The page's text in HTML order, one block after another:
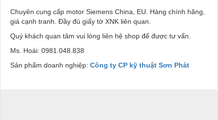
Chuyên cung cấp motor Siemens China, EU. Hàng chính hãng,
giá cạnh tranh. Đầy đủ giấy tờ XNK liên quan.
Quý khách quan tâm vui lòng liên hệ shop để được tư vấn.
Ms. Hoài: 0981.048.838
Sản phẩm doanh nghiệp: Công ty CP kỹ thuật Sơn Phát